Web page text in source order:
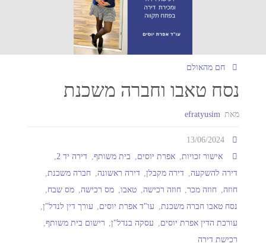
חם מהאולם
נסח טאבו וחברה משכנת
מאת efratyusim
13/06/2024
אישור זכויות
אפרת יוסים בית משותף דירה יד 2
דירה להשקעה, דירה מקבלן, דירה ראשונה חברה משכנת
חוזה, חוזה מכר, חוזה רכישה טאבו מס רכישה מס שבח
נסח טאבו חברה משכנת
עו"ד אפרת יוסים עורך דין לנדל"ן
עורכת הדין אפרת יוסים
עסקה בנדל"ן, רישום בית משותף
רכישת דירה